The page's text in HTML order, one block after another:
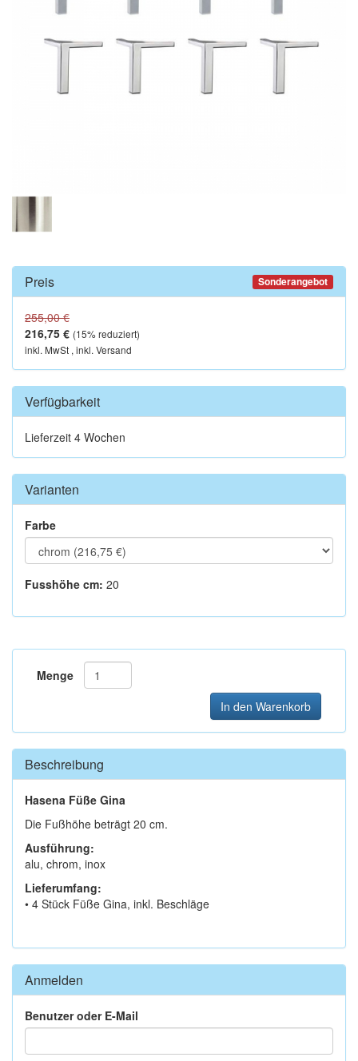
Preis Sonderangebot
255,00 €
216,75 € (15% reduziert)
inkl. MwSt , inkl. Versand
Verfügbarkeit
Lieferzeit 4 Wochen
Varianten
Farbe
Fusshöhe cm: 20
Menge
In den Warenkorb
Beschreibung
Hasena Füße Gina
Die Fußhöhe beträgt 20 cm.
Ausführung:
alu, chrom, inox
Lieferumfang:
• 4 Stück Füße Gina, inkl. Beschläge
Anmelden
Benutzer oder E-Mail